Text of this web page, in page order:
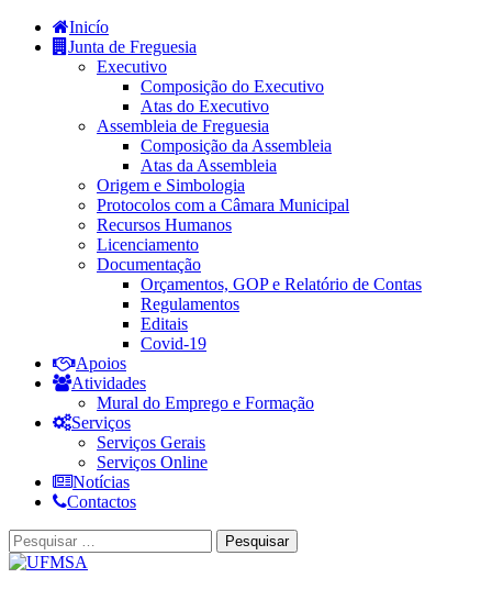
Inicío
Junta de Freguesia
Executivo
Composição do Executivo
Atas do Executivo
Assembleia de Freguesia
Composição da Assembleia
Atas da Assembleia
Origem e Simbologia
Protocolos com a Câmara Municipal
Recursos Humanos
Licenciamento
Documentação
Orçamentos, GOP e Relatório de Contas
Regulamentos
Editais
Covid-19
Apoios
Atividades
Mural do Emprego e Formação
Serviços
Serviços Gerais
Serviços Online
Notícias
Contactos